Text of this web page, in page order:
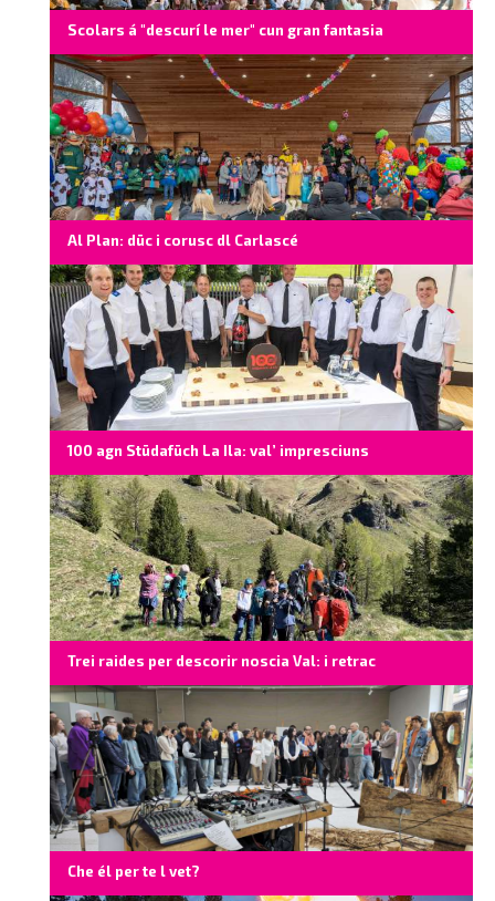
Scolars á "descurí le mer" cun gran fantasia
Al Plan: düc i corusc dl Carlascé
100 agn Stüdafüch La Ila: val’ impresciuns
Trei raides per descorir noscia Val: i retrac
Che él per te l vet?